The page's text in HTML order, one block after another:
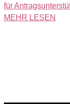
für
MEHR LESEN